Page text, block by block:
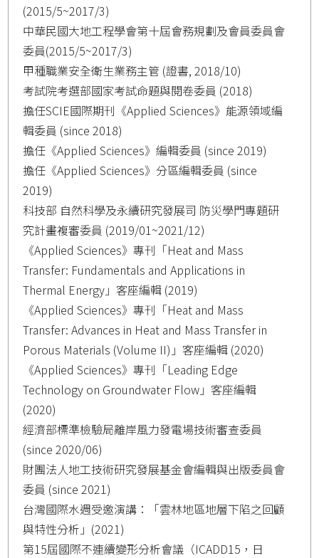
(2015/5~2017/3)
中華民國大地工程學會第十屆會務規劃及會員委員會
委員(2015/5~2017/3)
甲種職業安全衛生業務主管 (證書, 2018/10)
考試院考選部國家考試命題與閱卷委員 (2018)
擔任SCIE國際期刊《Applied Sciences》能源領域編
輯委員 (since 2018)
擔任《Applied Sciences》編輯委員 (since 2019)
擔任《Applied Sciences》分區編輯委員 (since
2019)
科技部 自然科學及永續研究發展司 防災學門專題研
究計畫複審委員 (2019/01~2021/12)
《Applied Sciences》專刊「Heat and Mass
Transfer: Fundamentals and Applications in
Thermal Energy」客座編輯 (2019)
《Applied Sciences》專刊「Heat and Mass
Transfer: Advances in Heat and Mass Transfer in
Porous Materials (Volume II)」客座編輯 (2020)
《Applied Sciences》專刊「Leading Edge
Technology on Groundwater Flow」客座編輯
(2020)
經濟部標準檢驗局離岸風力發電場技術審查委員
(since 2020/06)
財團法人地工技術研究發展基金會編輯與出版委員會
委員 (since 2021)
台灣國際水週受邀演講：「雲林地區地層下陷之回顧
與特性分析」(2021)
第15屆國際不連續變形分析會議（ICADD15，日